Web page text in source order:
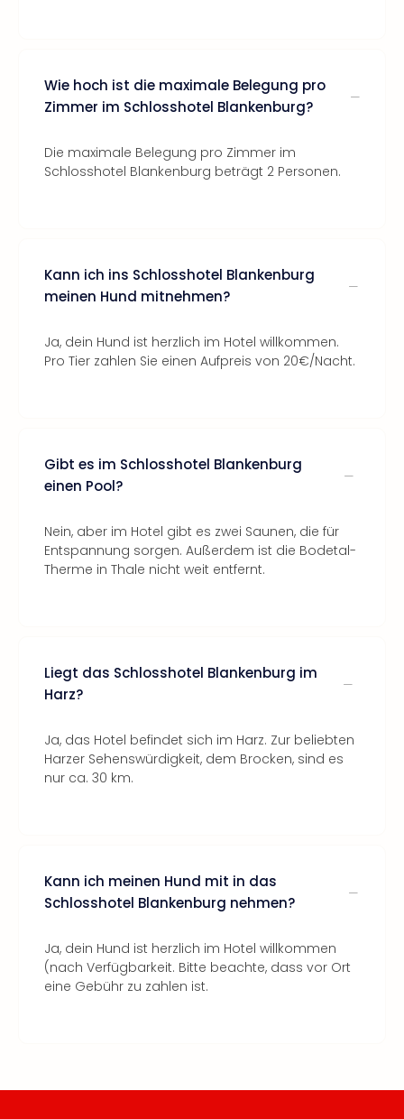
Wie hoch ist die maximale Belegung pro
Zimmer im Schlosshotel Blankenburg?
Die maximale Belegung pro Zimmer im
Schlosshotel Blankenburg beträgt 2 Personen.
Kann ich ins Schlosshotel Blankenburg
meinen Hund mitnehmen?
Ja, dein Hund ist herzlich im Hotel willkommen.
Pro Tier zahlen Sie einen Aufpreis von 20€/Nacht.
Gibt es im Schlosshotel Blankenburg
einen Pool?
Nein, aber im Hotel gibt es zwei Saunen, die für
Entspannung sorgen. Außerdem ist die Bodetal-
Therme in Thale nicht weit entfernt.
Liegt das Schlosshotel Blankenburg im
Harz?
Ja, das Hotel befindet sich im Harz. Zur beliebten
Harzer Sehenswürdigkeit, dem Brocken, sind es
nur ca. 30 km.
Kann ich meinen Hund mit in das
Schlosshotel Blankenburg nehmen?
Ja, dein Hund ist herzlich im Hotel willkommen
(nach Verfügbarkeit. Bitte beachte, dass vor Ort
eine Gebühr zu zahlen ist.